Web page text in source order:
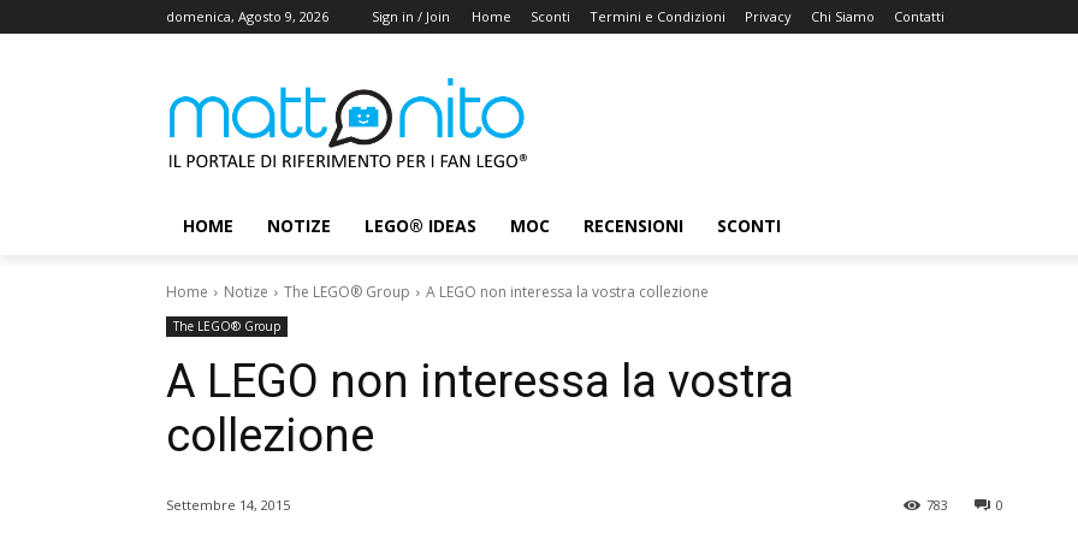
domenica, Agosto 9, 2026 Sign in / Join Home Sconti Termini e Condizioni Privacy Chi Siamo Contatti
HOME NOTIZE LEGO® IDEAS MOC RECENSIONI SCONTI
Home Notize The LEGO® Group A LEGO non interessa la vostra collezione
The LEGO® Group
A LEGO non interessa la vostra
collezione
Settembre 14, 2015 0
783